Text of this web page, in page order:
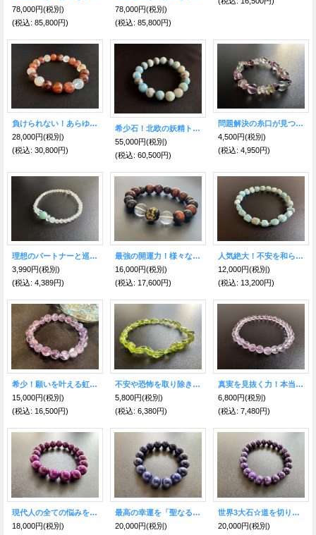
78,000円(税別)
(税込: 85,800円)
78,000円(税別)
(税込: 85,800円)
負けられない！あらゆる事に勝ちをもたらす！ラスティレッド水晶
28,000円(税別)
(税込: 30,800円)
希少石！北欧の妖精トロール石 強い波動！特別な霊性を持つ高次元石トロレアイト
55,000円(税別)
(税込: 60,500円)
問題解決の糸口が見つかる！レインボーフローライトさざれブレスレット
4,500円(税別)
(税込: 4,950円)
理想のパートナーと巡り合い 、あなたの叶えたい願いを成就させるブレスレット アマゾナイト＆アクアマリン
3,990円(税別)
(税込: 4,389円)
最強の開運力！様々な運を高め成功へと導く 双龍彫りオニキス＆レッドタイガーアイ ブレスレット
16,000円(税別)
(税込: 17,600円)
人気絶大！不安を和らげる究極のヒーリングストーン☆ラリマーブレス classy
12,000円(税別)
(税込: 13,200円)
希少！願いを叶える虹の石 逆境を希望に変え幸福へと導く アメジストアイリスクオーツ ブレスレット9mm
15,000円(税別)
(税込: 16,500円)
不安や恐怖を取り除き、 前向きに生きるパワーを得て、 夢を実現する！ペリドット ブレスレット
5,800円(税別)
(税込: 6,380円)
真実を見抜く力！本当に必要な人・ものとの出会いをもたらす♪ラベンダーアメジスト ブレスレット6mm
6,800円(税別)
(税込: 7,480円)
現代人の全ての悩みを解消する究極のヒーリングストーン！世界3大石☆スギライト10ｍｍブレス
18,000円(税別)
最高の幸運を「聖なる石」ラピスラズリ・ブレス12mm大玉
20,000円(税別)
世界3大石☆道を切り開く！パワーストーン チャロアイト ブレスレット8ミリ【限定】
20,000円(税別)